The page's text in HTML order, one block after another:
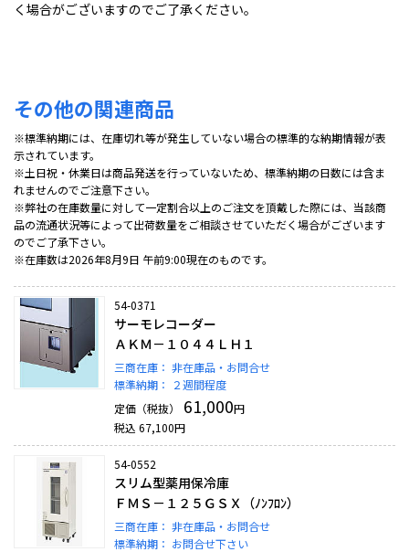
く場合がございますのでご了承ください。
その他の関連商品
※標準納期には、在庫切れ等が発生していない場合の標準的な納期情報が表
示されています。
※土日祝・休業日は商品発送を行っていないため、標準納期の日数には含ま
れませんのでご注意下さい。
※弊社の在庫数量に対して一定割合以上のご注文を頂戴した際には、当該商
品の流通状況等によって出荷数量をご相談させていただく場合がございます
のでご了承下さい。
※在庫数は2026年8月9日 午前9:00現在のものです。
54-0371
サーモレコーダー
ＡＫＭ－１０４４ＬＨ１
三商在庫： 非在庫品・お問合せ
標準納期：
２週間程度
定価（税抜）
61,000円
税込 67,100円
54-0552
スリム型薬用保冷庫
ＦＭＳ－１２５ＧＳＸ（ﾉﾝﾌﾛﾝ）
三商在庫： 非在庫品・お問合せ
標準納期： お問合せ下さい